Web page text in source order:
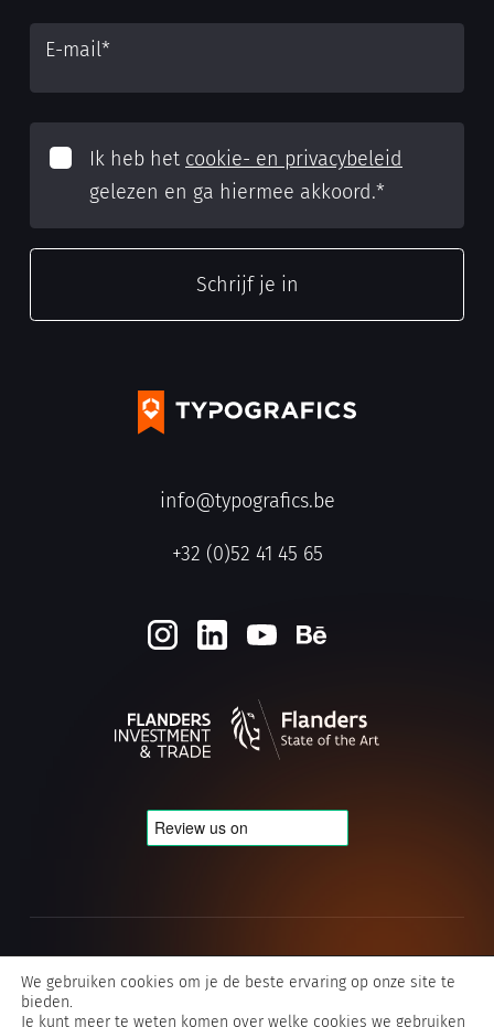
info@typografics.be
+32 (0)52 41 45 65
E-mail*
Ik heb het cookie- en privacybeleid
gelezen en ga hiermee akkoord.*
Algemene voorwaarden Typografics
We gebruiken cookies om je de beste ervaring op onze site te
bieden.
Je kunt meer te weten komen over welke cookies we gebruiken